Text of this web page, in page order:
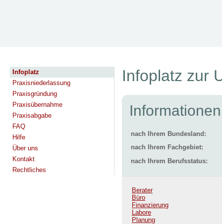
Infoplatz
Praxisniederlassung
Praxisgründung
Praxisübernahme
Praxisabgabe
FAQ
Hilfe
Über uns
Kontakt
Rechtliches
Infoplatz zur
nach Ihrem Bundesland:
nach Ihrem Fachgebiet:
nach Ihrem Berufsstatus:
Berater
Büro
Finanzierung
Labore
Planung